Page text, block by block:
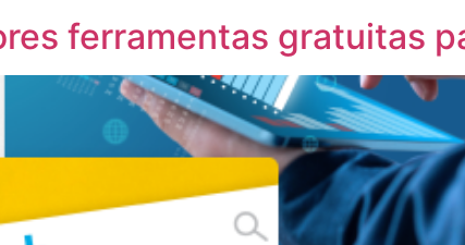
ferramentas gratuitas